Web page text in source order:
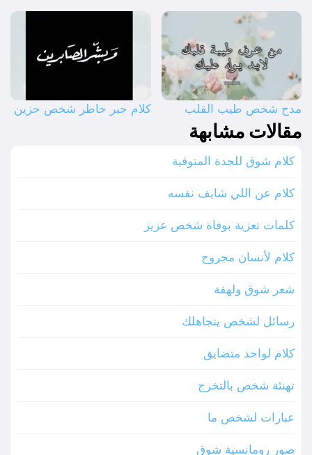
مدح شخص طيب القلب كلام جبر خاطر شخص حزين
مقالات مشابهة
كلام شوق للجدة المتوفية
كلام عن اللي شايف نفسه
كلمات تعزية بوفاة شخص عزيز
كلام لأنسان مجروح
شعر شوق ولهفة
رسائل لشخص يتجاهلك
كلام لواحد متضايق
تهنئة شخص بالتخرج
عبارات لشخص ما
صور رومانسية شوق